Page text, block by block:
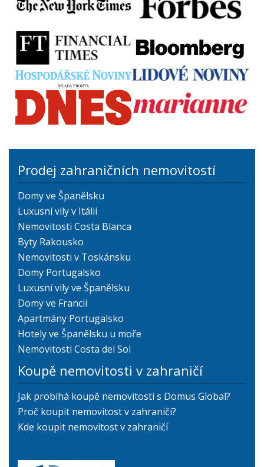
Prodej zahraničních nemovitostí
Domy ve Španělsku
Luxusní vily v Itálii
Nemovitosti Costa Blanca
Byty Rakousko
Nemovitosti v Toskánsku
Domy Portugalsko
Luxusní vily ve Španělsku
Domy ve Francii
Apartmány Portugalsko
Hotely ve Španělsku u moře
Nemovitosti Costa del Sol
Koupě nemovitosti v zahraničí
Jak probíhá koupě nemovitosti s Domus Global?
Proč koupit nemovitost v zahraničí?
Kde koupit nemovitost v zahraničí